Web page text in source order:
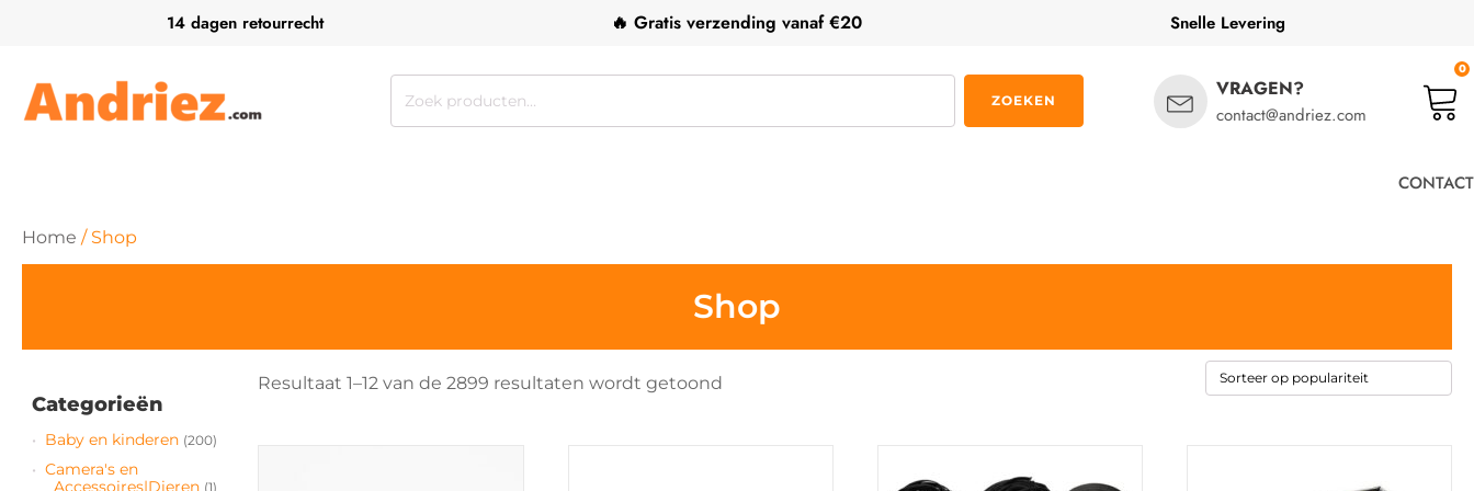
14 dagen retourrecht 🔥 Gratis verzending vanaf €20 Snelle Levering
Zoeken
ZOEKEN VRAGEN?
contact@andriez.com
0
CONTACT
Home / Shop
Shop
Categorieën
Baby en kinderen (200)
Camera's en
Accessoires|Dieren (1)
Resultaat 1–12 van de 2899 resultaten wordt getoond
product